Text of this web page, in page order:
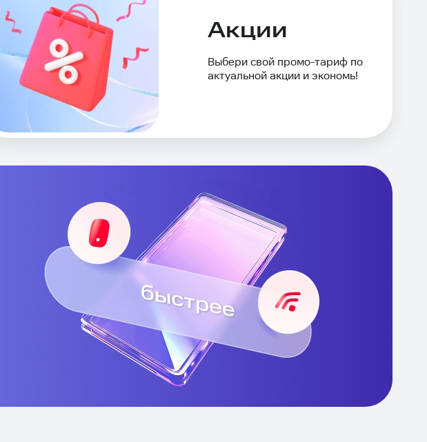
Акции
Выбери свой промо-тариф по
актуальной акции и экономь!